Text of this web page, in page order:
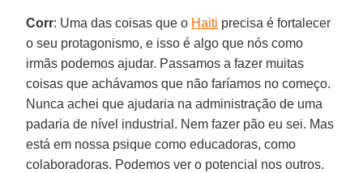
Corr: Uma das coisas que o Haiti precisa é fortalecer
o seu protagonismo, e isso é algo que nós como
irmãs podemos ajudar. Passamos a fazer muitas
coisas que achávamos que não faríamos no começo.
Nunca achei que ajudaria na administração de uma
padaria de nível industrial. Nem fazer pão eu sei. Mas
está em nossa psique como educadoras, como
colaboradoras. Podemos ver o potencial nos outros.